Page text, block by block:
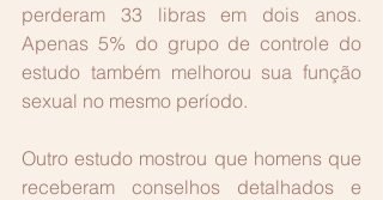
perderam 33 libras em dois anos.
Apenas 5% do grupo de controle do
estudo também melhorou sua função
sexual no mesmo período.
Outro estudo mostrou que homens que
receberam conselhos detalhados e